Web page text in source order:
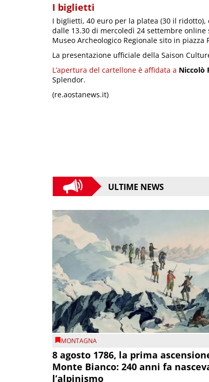
I biglietti
I biglietti, 40 euro per la platea (30 il
dalle 13.30 di mercoledì 24 settembre online
Museo Archeologico Regionale sito in
La presentazione ufficiale della Saison
L’apertura del cartellone è affidata a Niccolò
Splendor.
(re.aostanews.it)
ULTIME NEWS
MONTAGNA
8 agosto 1786, la prima
Monte Bianco: 240 anni fa
l’alpinismo